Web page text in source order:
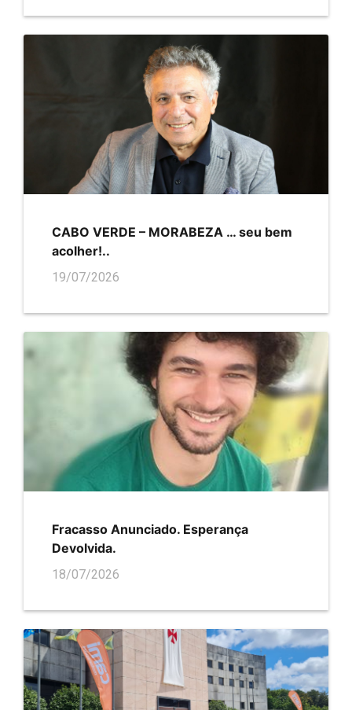
CABO VERDE – MORABEZA … seu bem
acolher!..
19/07/2026
Fracasso Anunciado. Esperança
Devolvida.
18/07/2026